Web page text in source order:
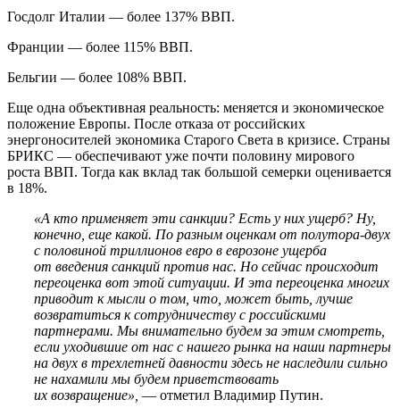
Госдолг Италии — более 137% ВВП.
Франции — более 115% ВВП.
Бельгии — более 108% ВВП.
Еще одна объективная реальность: меняется и экономическое
положение Европы. После отказа от российских
энергоносителей экономика Старого Света в кризисе. Страны
БРИКС — обеспечивают уже почти половину мирового
роста ВВП. Тогда как вклад так большой семерки оценивается
в 18%.
«А кто применяет эти санкции? Есть у них ущерб? Ну,
конечно, еще какой. По разным оценкам от полутора-двух
с половиной триллионов евро в еврозоне ущерба
от введения санкций против нас. Но сейчас происходит
переоценка вот этой ситуации. И эта переоценка многих
приводит к мысли о том, что, может быть, лучше
возвратиться к сотрудничеству с российскими
партнерами. Мы внимательно будем за этим смотреть,
если уходившие от нас с нашего рынка на наши партнеры
на двух в трехлетней давности здесь не наследили сильно
не нахамили мы будем приветствовать
их возвращение», — отметил Владимир Путин.